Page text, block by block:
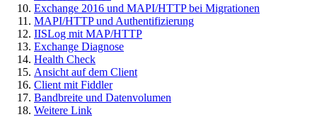
Exchange 2016 und MAPI/HTTP bei Migrationen
MAPI/HTTP und Authentifizierung
IISLog mit MAP/HTTP
Exchange Diagnose
Health Check
Ansicht auf dem Client
Client mit Fiddler
Bandbreite und Datenvolumen
Weitere Link